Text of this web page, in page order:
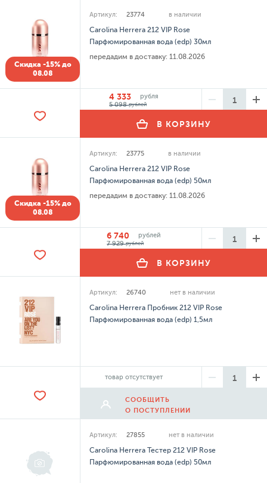
Скидка -15% до
08.08
Артикул: 23774 в наличии
Carolina Herrera 212 VIP Rose
Парфюмированная вода (edp) 30мл
передадим в доставку: 11.08.2026
4 333
рубля
5 098рублей
В КОРЗИНУ
Скидка -15% до
08.08
Артикул: 23775 в наличии
Carolina Herrera 212 VIP Rose
Парфюмированная вода (edp) 50мл
передадим в доставку: 11.08.2026
6 740
рублей
7 929рублей
В КОРЗИНУ
Артикул: 26740 нет в наличии
Carolina Herrera Пробник 212 VIP Rose
Парфюмированная вода (edp) 1,5мл
товар отсутствует
СООБЩИТЬ
О ПОСТУПЛЕНИИ
Артикул: 27855 нет в наличии
Carolina Herrera Тестер 212 VIP Rose
Парфюмированная вода (edp) 50мл